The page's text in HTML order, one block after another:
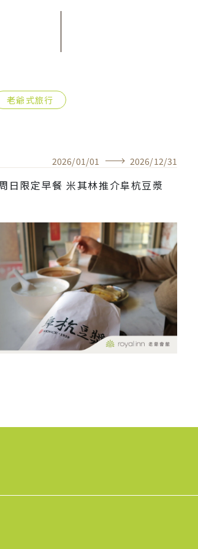
老爺式旅行
2026/01/01 2026/12/31
日限定早餐 米其林推介阜杭豆漿